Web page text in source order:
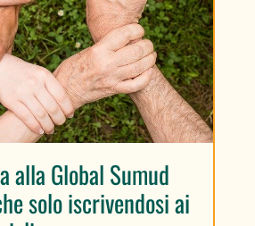
alla Global Sumud
solo iscrivendosi ai